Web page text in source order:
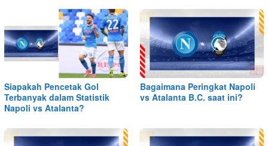
Siapakah Pencetak Gol
Terbanyak dalam Statistik
Napoli vs Atalanta?
Bagaimana Peringkat Napoli
vs Atalanta B.C. saat ini?